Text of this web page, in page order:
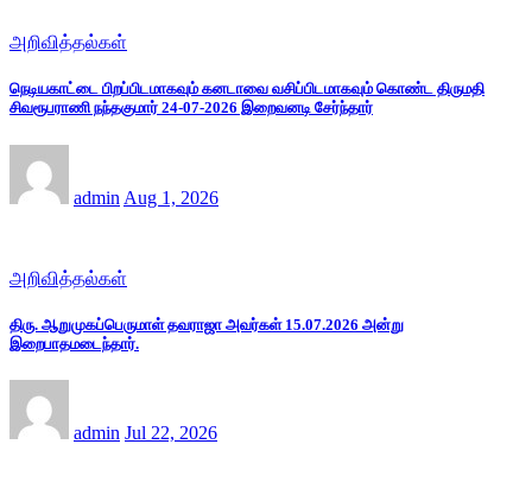
அறிவித்தல்கள்
நெடியகாட்டை பிறப்பிடமாகவும் கனடாவை வசிப்பிடமாகவும் கொண்ட திருமதி
சிவரூபராணி நந்தகுமார் 24-07-2026 இறைவனடி சேர்ந்தார்
admin Aug 1, 2026
அறிவித்தல்கள்
திரு. ஆறுமுகப்பெருமாள் தவராஜா அவர்கள் 15.07.2026 அன்று
இறைபாதமடைந்தார்.
admin Jul 22, 2026